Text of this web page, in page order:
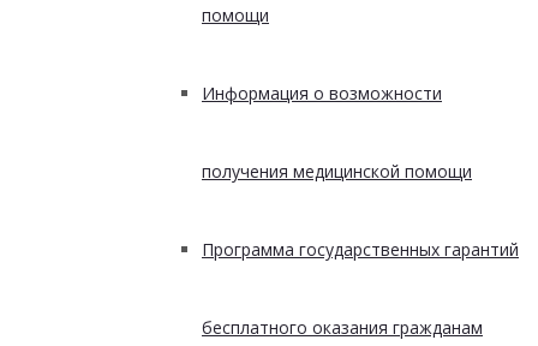
помощи
Информация о возможности
получения медицинской помощи
Программа государственных гарантий
бесплатного оказания гражданам